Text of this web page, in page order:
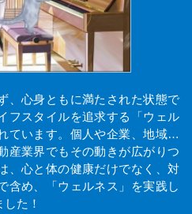
、心身ともに満たされた状態で
フスタイルを追求する「ウェル
ています。個人や企業、地域…
産業界でもその動きが広がりつ
、心と体の健康だけでなく、対
含め、「ウェルネス」を実践し
た！